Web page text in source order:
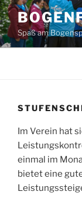
Zum
Inhalt
springen
Spaß am
Im Verein hat
einmal im
bietet eine